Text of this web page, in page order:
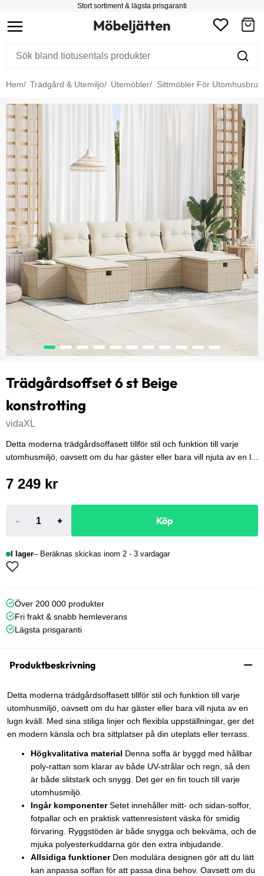
Stort sortiment & lägsta prisgaranti
Hem Trädgård & Utemiljö Utemöbler Sittmöbler För Utomhusbruk
Trädgårdsoffset 6 st Beige
konstrotting
vidaXL
Detta moderna trädgårdsoffasett tillför stil och funktion till varje
utomhusmiljö, oavsett om du har gäster eller bara vill njuta av en l...
7 249 kr
- + Köp
I lager Beräknas skickas inom 2 - 3 vardagar
Över 200 000 produkter
Fri frakt & snabb hemleverans
Lägsta prisgaranti
Produktbeskrivning
Detta moderna trädgårdsoffasett tillför stil och funktion till varje
utomhusmiljö, oavsett om du har gäster eller bara vill njuta av en
lugn kväll. Med sina stiliga linjer och flexibla uppställningar, ger det
en modern känsla och bra sittplatser på din uteplats eller terrass.
Högkvalitativa material Denna soffa är byggd med hållbar
poly-rattan som klarar av både UV-strålar och regn, så den
är både slitstark och snygg. Det ger en fin touch till varje
utomhusmiljö.
Ingår komponenterSetet innehåller mitt- och sidan-soffor,
fotpallar och en praktisk vattenresistent väska för smidig
förvaring. Ryggstöden är både snygga och bekväma, och de
mjuka polyesterkuddarna gör den extra inbjudande.
Allsidiga funktionerDen modulära designen gör att du lätt
kan anpassa soffan för att passa dina behov. Oavsett om du